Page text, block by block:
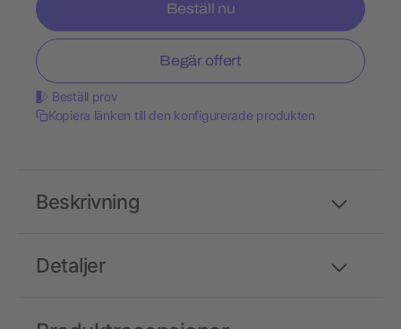
Beställ nu
Begär offert
Beställ prov
Kopiera länken till den konfigurerade produkten
Detaljer
Beskrivning